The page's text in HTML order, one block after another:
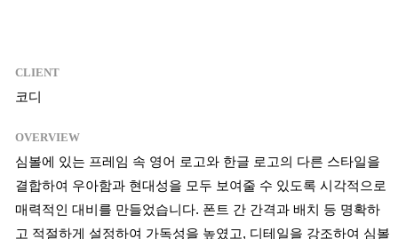
CLIENT
코디
OVERVIEW
심볼에 있는 프레임 속 영어 로고와 한글 로고의 다른 스타일을
결합하여 우아함과 현대성을 모두 보여줄 수 있도록 시각적으로
매력적인 대비를 만들었습니다. 폰트 간 간격과 배치 등 명확하
고 적절하게 설정하여 가독성을 높였고, 디테일을 강조하여 심볼